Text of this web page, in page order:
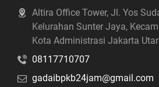
Altira Office Tower, Jl. Yos
Kelurahan Sunter Jaya,
Kota Administrasi Jakarta
08117710707
gadaibpkb24jam@gmail.com